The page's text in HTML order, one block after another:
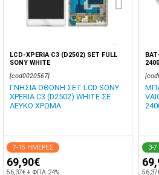
LCD-XPERIA C3 (D2502) SET FULL
SONY WHITE
[cod0020567]
ΓΝΗΣΙΑ ΟΘΟΝΗ ΣΕΤ LCD SONY
XPERIA C3 (D2502) WHITE ΣΕ
ΛΕΥΚΟ ΧΡΩΜΑ
7-15 ΗΜΕΡΕΣ
69,90€
56,37€ + ΦΠΑ 24%
3-